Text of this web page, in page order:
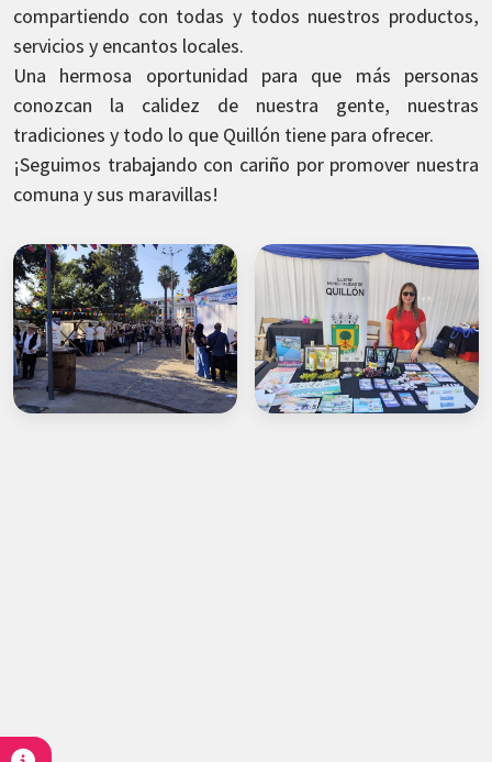
compartiendo con todas y todos nuestros productos,
servicios y encantos locales.
Una hermosa oportunidad para que más personas
conozcan la calidez de nuestra gente, nuestras
tradiciones y todo lo que Quillón tiene para ofrecer.
¡Seguimos trabajando con cariño por promover nuestra
comuna y sus maravillas!